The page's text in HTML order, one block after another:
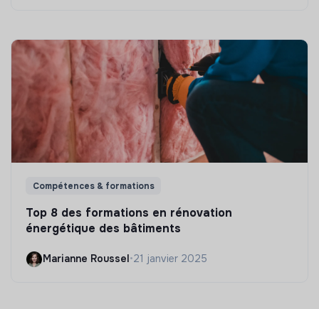
Compétences & formations
Top 8 des formations en rénovation
énergétique des bâtiments
Marianne Roussel•21 janvier 2025